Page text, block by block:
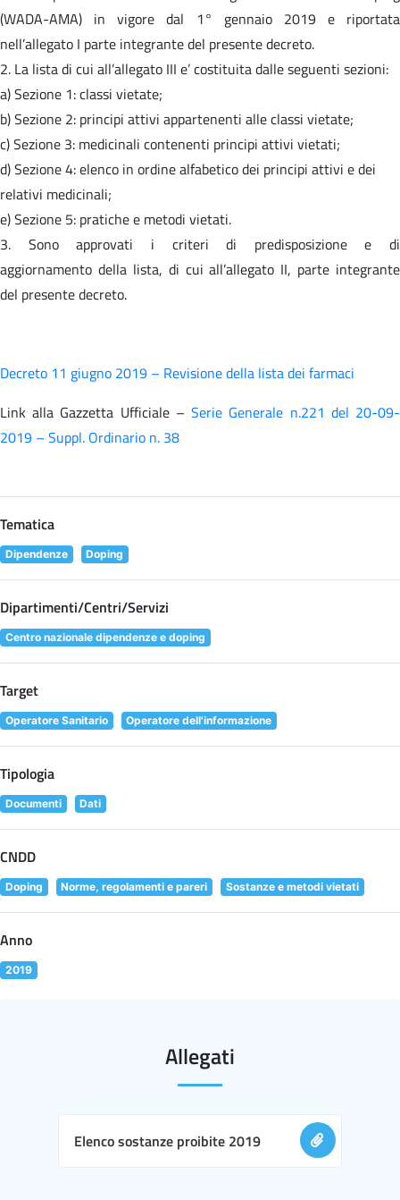
(WADA-AMA) in vigore dal 1° gennaio 2019 e riportata
nell’allegato I parte integrante del presente decreto.
2. La lista di cui all’allegato III e’ costituita dalle seguenti sezioni:
a) Sezione 1: classi vietate;
b) Sezione 2: principi attivi appartenenti alle classi vietate;
c) Sezione 3: medicinali contenenti principi attivi vietati;
d) Sezione 4: elenco in ordine alfabetico dei principi attivi e dei
relativi medicinali;
e) Sezione 5: pratiche e metodi vietati.
3. Sono approvati i criteri di predisposizione e di
aggiornamento della lista, di cui all’allegato II, parte integrante
del presente decreto.
Decreto 11 giugno 2019 – Revisione della lista dei farmaci
Link alla Gazzetta Ufficiale –Serie Generale n.221 del 20-09-
2019 – Suppl. Ordinario n. 38
Tematica
Dipendenze Doping
Dipartimenti/Centri/Servizi
Centro nazionale dipendenze e doping
Target
Operatore Sanitario Operatore dell'informazione
Tipologia
Documenti Dati
CNDD
Doping Norme, regolamenti e pareri Sostanze e metodi vietati
Anno
2019
Allegati
Elenco sostanze proibite 2019